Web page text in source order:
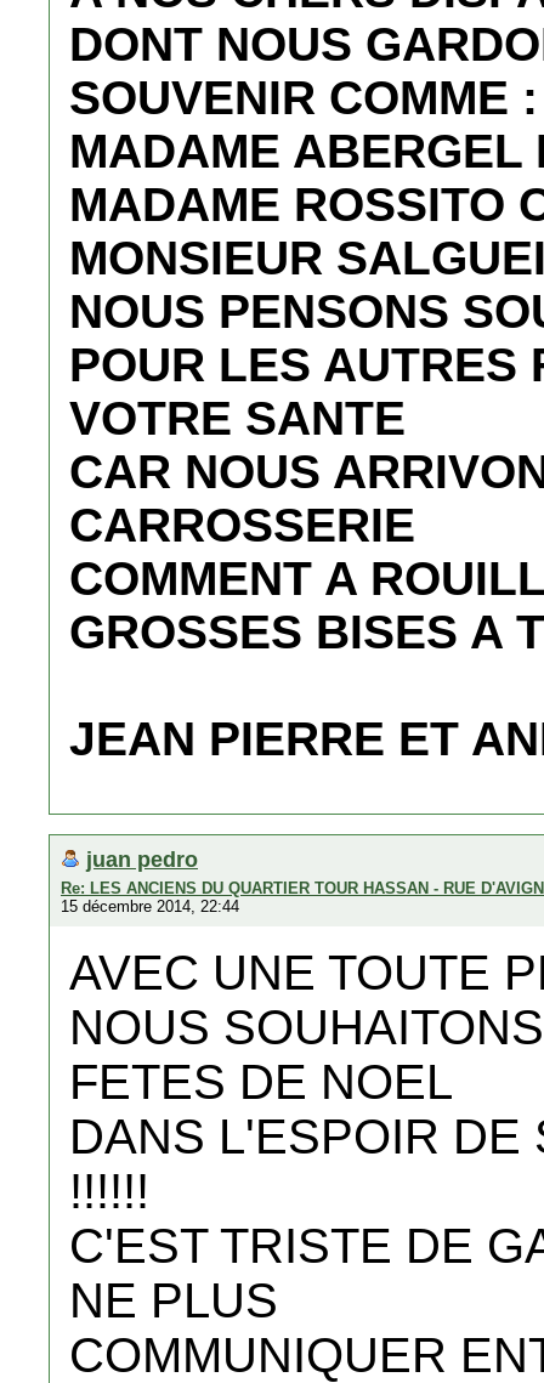
DONT NOUS
SOUVENIR COMME :
MADAME ABERGEL
MADAME ROSSITO
MONSIEUR
NOUS PENSONS
POUR LES AUTRES
VOTRE SANTE
CAR NOUS
CARROSSERIE
COMMENT A
GROSSES BISES A
JEAN PIERRE ET
juan pedro
Re: LES ANCIENS DU QUARTIER TOUR HASSAN - RUE
15 décembre 2014, 22:44
AVEC UNE TOUTE
NOUS
FETES DE NOEL
DANS L'ESPOIR DE
!!!!!!
C'EST TRISTE DE
NE PLUS
COMMUNIQUER